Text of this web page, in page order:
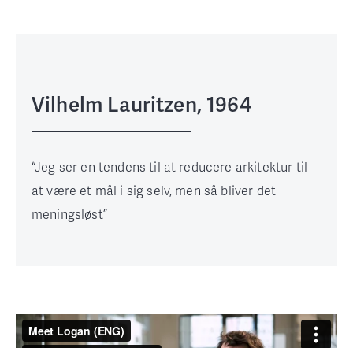
Vilhelm Lauritzen, 1964
“Jeg ser en tendens til at reducere arkitektur til
at være et mål i sig selv, men så bliver det
meningsløst”